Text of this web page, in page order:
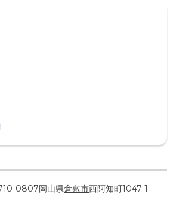
0807岡山県倉敷市西阿知町1047-1